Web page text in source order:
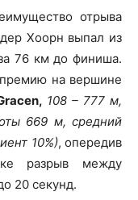
отрыва
Хоорн выпал из
76 км до финиша.
на вершине
108 – 777 м,
669 м, средний
10%), опередив
разрыв между
20 секунд.